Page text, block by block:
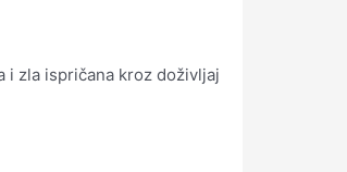
i zla ispričana kroz doživljaj